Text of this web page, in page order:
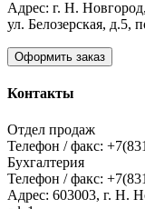
Адрес: г. Н. Новгород,
ул. Белозерская, д.5,
Оформить заказ
Контакты
Отдел продаж
Телефон / факс:
Бухгалтерия
Телефон / факс:
Адрес: 603003, г. Н.